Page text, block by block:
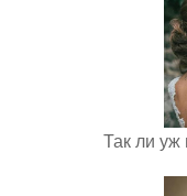
Так ли уж